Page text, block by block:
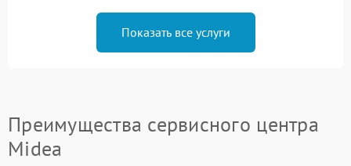
Показать все услуги
Преимущества сервисного центра
Midea